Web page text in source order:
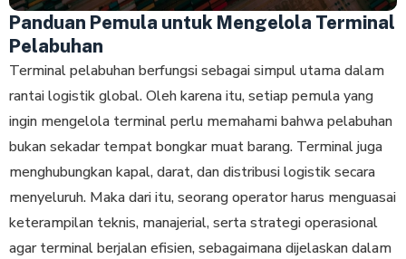
Panduan Pemula untuk Mengelola Terminal
Pelabuhan
Terminal pelabuhan berfungsi sebagai simpul utama dalam
rantai logistik global. Oleh karena itu, setiap pemula yang
ingin mengelola terminal perlu memahami bahwa pelabuhan
bukan sekadar tempat bongkar muat barang. Terminal juga
menghubungkan kapal, darat, dan distribusi logistik secara
menyeluruh. Maka dari itu, seorang operator harus menguasai
keterampilan teknis, manajerial, serta strategi operasional
agar terminal berjalan efisien, sebagaimana dijelaskan dalam